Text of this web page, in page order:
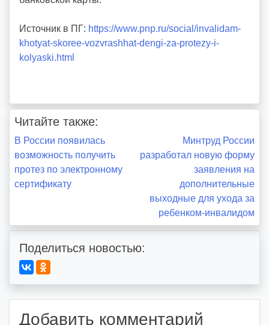
Источник в ПГ: https://www.pnp.ru/social/invalidam-
khotyat-skoree-vozvrashhat-dengi-za-protezy-i-
kolyaski.html
Читайте также:
Навигация
по
записям
В России появилась
возможность получить
протез по электронному
сертификату
Минтруд России
разработал новую форму
заявления на
дополнительные
выходные для ухода за
ребенком-инвалидом
Поделиться новостью:
Добавить комментарий